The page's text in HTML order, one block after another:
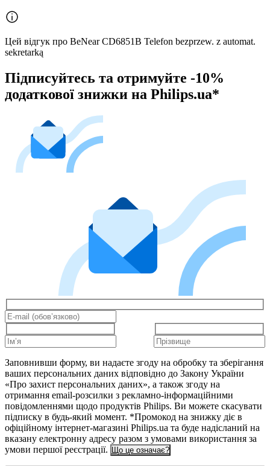
Цей відгук про BeNear CD6851B Telefon bezprzew. z automat.
sekretarką
Підписуйтесь та отримуйте -10%
додаткової знижки на Philips.ua*
Заповнивши форму, ви надаєте згоду на обробку та зберігання
ваших персональних даних відповідно до Закону України
«Про захист персональних даних», а також згоду на
отримання email-розсилки з рекламно-інформаційними
повідомленнями щодо продуктів Philips. Ви можете скасувати
підписку в будь-який момент. *Промокод на знижку діє в
офіційному інтернет-магазині Philips.ua та буде надісланий на
вказану електронну адресу разом з умовами використання за
умови першої реєстрації.
Що це означає?